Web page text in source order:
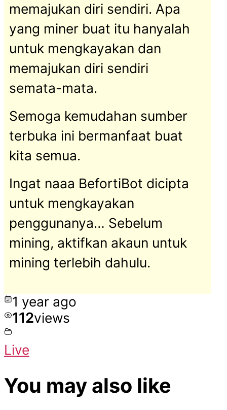
memajukan diri sendiri. Apa
yang miner buat itu hanyalah
untuk mengkayakan dan
memajukan diri sendiri
semata-mata.
Semoga kemudahan sumber
terbuka ini bermanfaat buat
kita semua.
Ingat naaa BefortiBot dicipta
untuk mengkayakan
penggunanya… Sebelum
mining, aktifkan akaun untuk
mining terlebih dahulu.
1 year ago
112views
Live
You may also like